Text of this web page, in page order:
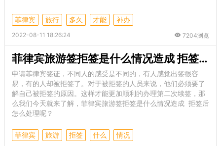
菲律宾 旅行 多久 才能 补办
2022-08-11 18:26:24 7204浏览
菲律宾旅游签拒签是什么情况造成 拒签后怎么处理呢
申请菲律宾签证，不同人的感受是不同的，有人感觉出签很容
易，有的人却被拒签了。对于被拒签的人员来说，他们必须要了
解自己被拒签的原因。这样才能更加顺利的办理第二次续签，那
么我们今天就来了解，菲律宾旅游签拒签是什么情况造成 拒签后
怎么处理呢？
菲律宾 旅游 拒签 什么 情况